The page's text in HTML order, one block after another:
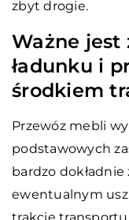
zbyt drogie.
Ważne jest
ładunku i
środkiem
Przewóz mebli
podstawowych
bardzo
ewentualnym
trakcie